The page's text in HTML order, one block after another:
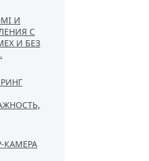
И
С
И БЕЗ
КАМЕРА